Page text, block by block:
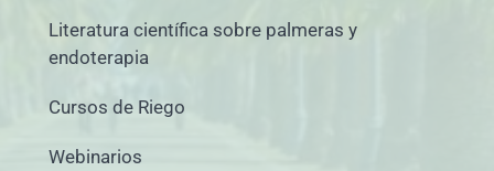
Literatura científica sobre palmeras y
endoterapia
Cursos de Riego
Webinarios